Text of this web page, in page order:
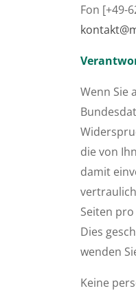
Fon [+49-
Wenn Sie
die von
damit
Seiten
Dies
wenden
Keine